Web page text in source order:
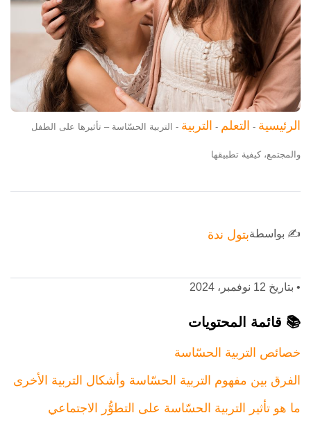
الرئيسية - التعلم - التربية - التربية الحسّاسة – تأثيرها على الطفل
والمجتمع، كيفية تطبيقها
✍️ بواسطةبتول ندة
• بتاريخ 12 نوفمبر، 2024
📚 قائمة المحتويات
خصائص التربية الحسّاسة
الفرق بين مفهوم التربية الحسّاسة وأشكال التربية الأخرى
ما هو تأثير التربية الحسّاسة على التطوُّر الاجتماعي